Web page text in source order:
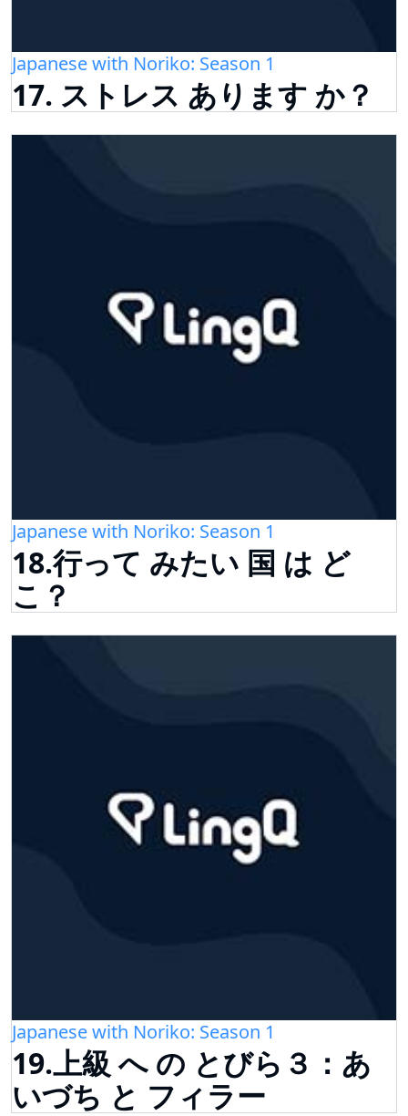
Japanese with Noriko: Season 1
17. ストレス あります か？
Japanese with Noriko: Season 1
18.行って みたい 国 は ど
こ？
Japanese with Noriko: Season 1
19.上級 へ の とびら３：あ
いづち と フィラー